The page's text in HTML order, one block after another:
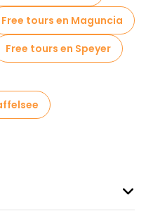
Free tours en Maguncia
Free tours en Speyer